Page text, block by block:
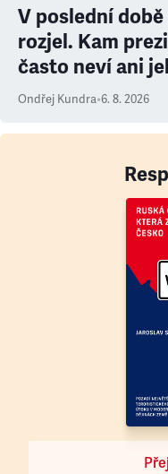
V poslední
rozjel. Kam
často neví ani
Ondřej Kundra•6. 8. 2026